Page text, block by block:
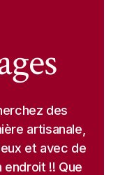
des
artisanale,
et avec de
endroit !! Que